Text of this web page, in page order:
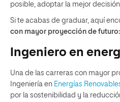
posible, adoptar la mejor decisión.
Si te acabas de graduar, aquí
con mayor proyección de futuro:
Ingeniero en
Una de las carreras con mayor
Ingeniería en Energías
por la sostenibilidad y la